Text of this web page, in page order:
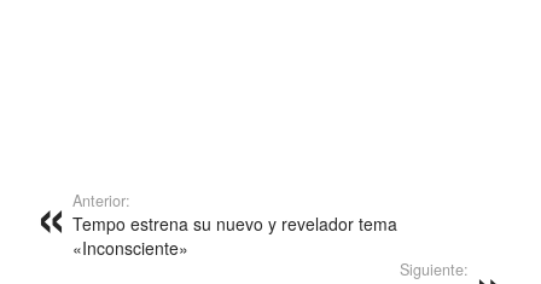
Anterior:
Tempo estrena su nuevo y revelador tema
«Inconsciente»
Siguiente: